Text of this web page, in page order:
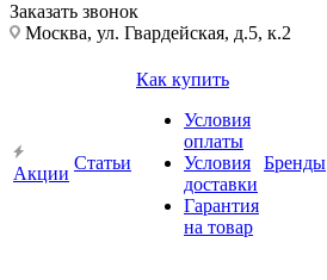
Заказать звонок
Москва, ул. Гвардейская, д.5, к.2
Акции
Статьи
Как купить
Условия
оплаты
Условия
доставки
Гарантия
на товар
Бренды